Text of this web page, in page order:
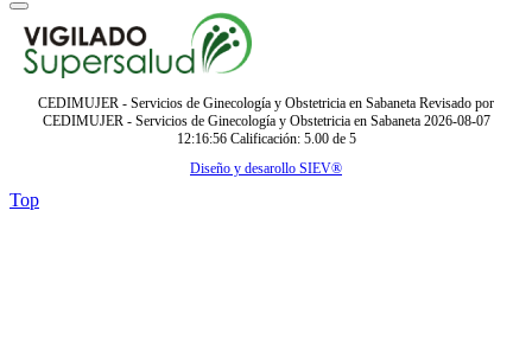
CEDIMUJER - Servicios de Ginecología y Obstetricia en Sabaneta Revisado por
CEDIMUJER - Servicios de Ginecología y Obstetricia en Sabaneta 2026-08-07
12:16:56 Calificación: 5.00 de 5
Diseño y desarollo SIEV®
Top